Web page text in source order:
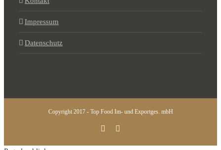
Impressum
Datenschutz
Copyright 2017 - Top Food Im- und Exportges. mbH
Instagram